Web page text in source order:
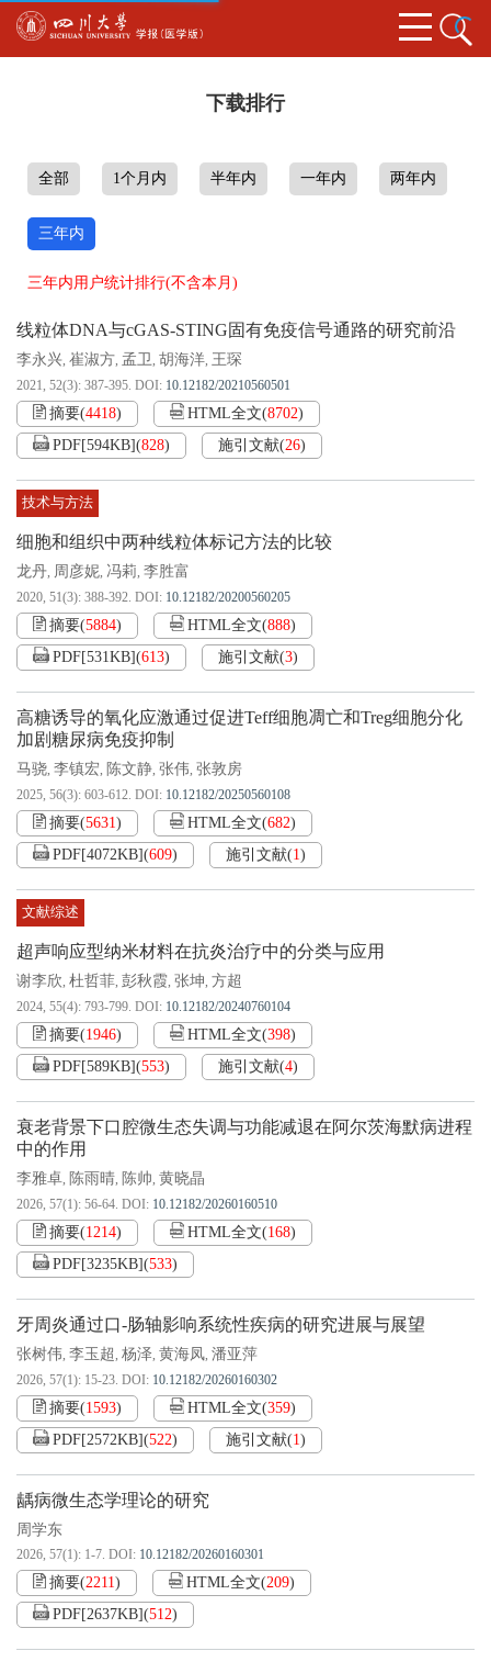
下载排行
全部 1个月内 半年内 一年内 两年内
三年内
三年内用户统计排行(不含本月)
线粒体DNA与cGAS-STING固有免疫信号通路的研究前沿
李永兴, 崔淑方, 孟卫, 胡海洋, 王琛
2021, 52(3): 387-395. DOI: 10.12182/20210560501
摘要(4418) HTML全文(8702)
PDF[594KB](828) 施引文献(26)
技术与方法
细胞和组织中两种线粒体标记方法的比较
龙丹, 周彦妮, 冯莉, 李胜富
2020, 51(3): 388-392. DOI: 10.12182/20200560205
摘要(5884) HTML全文(888)
PDF[531KB](613) 施引文献(3)
高糖诱导的氧化应激通过促进Teff细胞凋亡和Treg细胞分化
加剧糖尿病免疫抑制
马骁, 李镇宏, 陈文静, 张伟, 张敦房
2025, 56(3): 603-612. DOI: 10.12182/20250560108
摘要(5631) HTML全文(682)
PDF[4072KB](609) 施引文献(1)
文献综述
超声响应型纳米材料在抗炎治疗中的分类与应用
谢李欣, 杜哲菲, 彭秋霞, 张坤, 方超
2024, 55(4): 793-799. DOI: 10.12182/20240760104
摘要(1946) HTML全文(398)
PDF[589KB](553) 施引文献(4)
衰老背景下口腔微生态失调与功能减退在阿尔茨海默病进程
中的作用
李雅卓, 陈雨晴, 陈帅, 黄晓晶
2026, 57(1): 56-64. DOI: 10.12182/20260160510
摘要(1214) HTML全文(168)
PDF[3235KB](533)
牙周炎通过口-肠轴影响系统性疾病的研究进展与展望
张树伟, 李玉超, 杨泽, 黄海凤, 潘亚萍
2026, 57(1): 15-23. DOI: 10.12182/20260160302
摘要(1593) HTML全文(359)
PDF[2572KB](522) 施引文献(1)
龋病微生态学理论的研究
周学东
2026, 57(1): 1-7. DOI: 10.12182/20260160301
摘要(2211) HTML全文(209)
PDF[2637KB](512)